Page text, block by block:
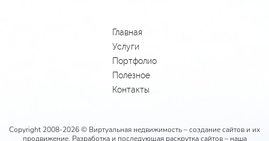
Главная
Услуги
Портфолио
Полезное
Контакты
Copyright 2008-2026 © Виртуальная недвижимость – создание сайтов и их
продвижение. Разработка и последующая раскрутка сайтов – наша